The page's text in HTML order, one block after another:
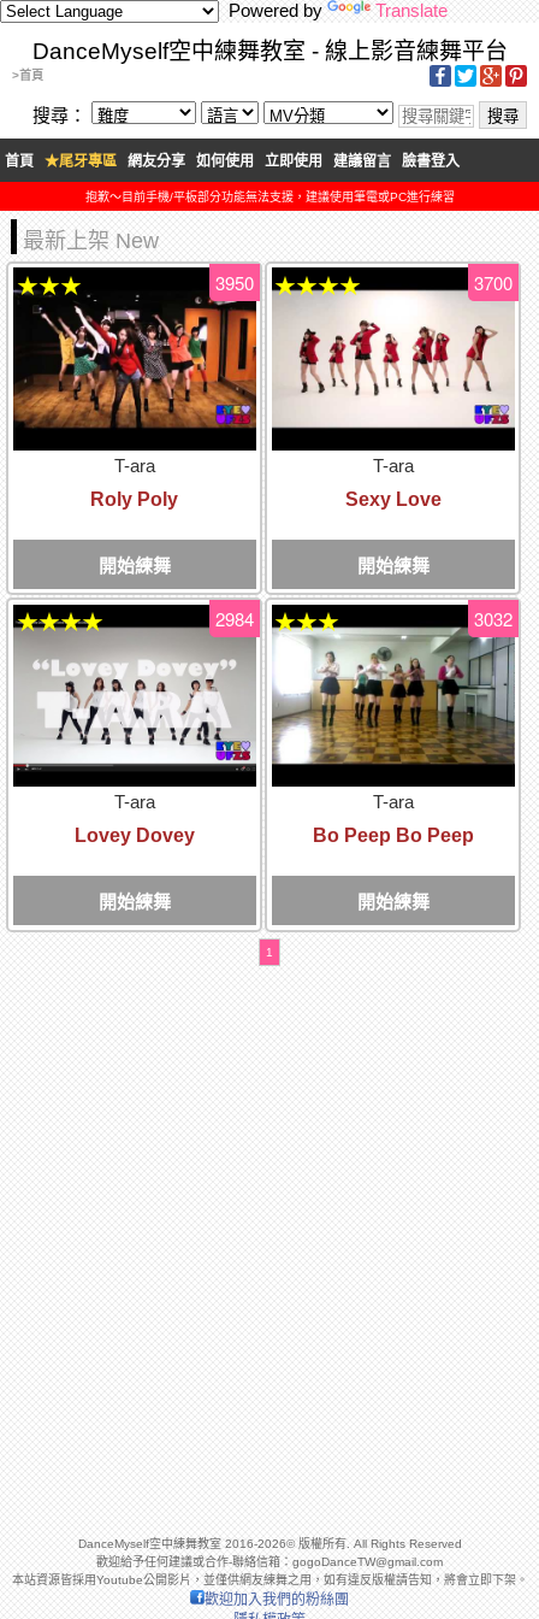
Powered by Translate
DanceMyself空中練舞教室 - 線上影音練舞平台
>首頁
搜尋：
首頁 ★尾牙專區 網友分享 如何使用 立即使用 建議留言 臉書登入
抱歉～目前手機/平板部分功能無法支援，建議使用筆電或PC進行練習
最新上架 New
T-ara
Roly Poly
開始練舞
3950
★★★
T-ara
Sexy Love
開始練舞
3700
★★★★
T-ara
Lovey Dovey
開始練舞
2984
★★★★
T-ara
Bo Peep Bo Peep
開始練舞
3032
★★★
1
DanceMyself空中練舞教室 2016-2026© 版權所有. All Rights Reserved
歡迎給予任何建議或合作-聯絡信箱： gogoDanceTW@gmail.com
本站資源皆採用Youtube公開影片，並僅供網友練舞之用，如有違反版權請告知，將會立即下架。
歡迎加入我們的粉絲團